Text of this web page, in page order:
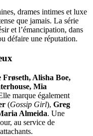
drames intimes et luxe
que jamais. La série
et l’émancipation, dans
défaire une réputation.
Alisha Boe,
Mia
marque également
(Gossip Girl), Greg
Almeida. Une
au service de